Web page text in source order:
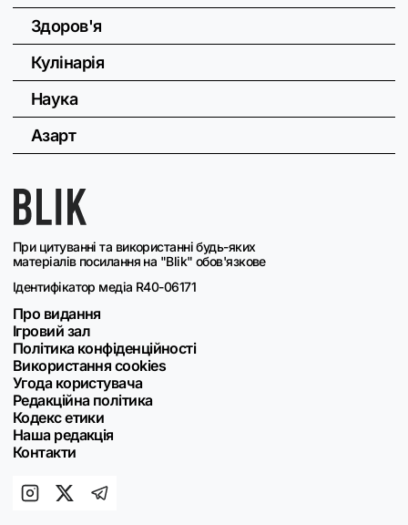
При цитуванні та використанні будь-яких
матеріалів посилання на "Blik" обов'язкове
Ідентифікатор медіа R40-06171
Про видання
Ігровий зал
Політика конфіденційності
Використання cookies
Угода користувача
Редакційна політика
Кодекс етики
Наша редакція
Контакти
Здоров'я
Кулінарія
Наука
Азарт